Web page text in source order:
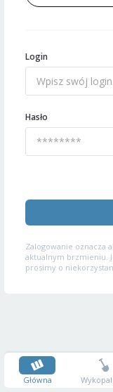
Login
Hasło
Zalogowanie oznacza
aktualnym brzmieniu.
prosimy o
Główna